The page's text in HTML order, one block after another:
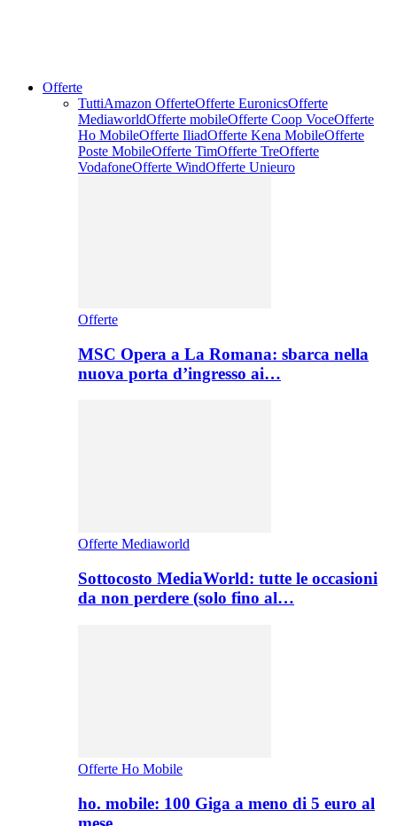
Offerte
TuttiAmazon OfferteOfferte EuronicsOfferte
MediaworldOfferte mobileOfferte Coop VoceOfferte
Ho MobileOfferte IliadOfferte Kena MobileOfferte
Poste MobileOfferte TimOfferte TreOfferte
VodafoneOfferte WindOfferte Unieuro
Offerte
MSC Opera a La Romana: sbarca nella
nuova porta d’ingresso ai…
Offerte Mediaworld
Sottocosto MediaWorld: tutte le occasioni
da non perdere (solo fino al…
Offerte Ho Mobile
ho. mobile: 100 Giga a meno di 5 euro al